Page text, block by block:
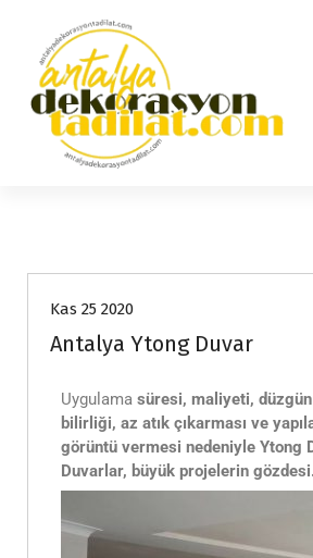
Kas 25 2020
Antalya Ytong Duvar
Uygulama süresi, maliyeti,
bilirliği, az atık çıkarması ve
görüntü vermesi nedeniyle Ytong
Duvarlar, büyük projelerin